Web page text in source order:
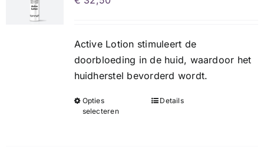
Active Lotion stimuleert de
doorbloeding in de huid, waardoor het
huidherstel bevorderd wordt.
Opties
selecteren
DitDetails